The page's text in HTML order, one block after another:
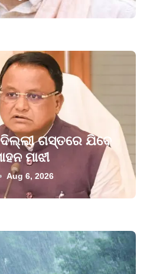
ଗସ୍ତରେ ଯିବେ
ମାଝୀ
Aug 6, 2026